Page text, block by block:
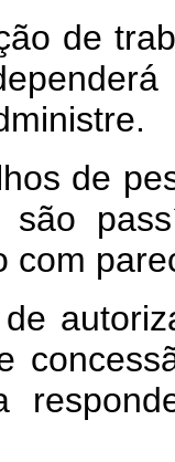
de
de
com